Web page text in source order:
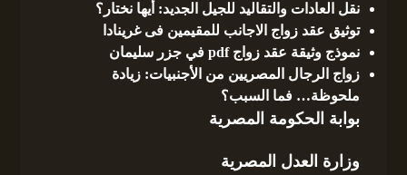
نقل العادات والتقاليد للجيل الجديد: أيها نختار؟
توثيق عقد زواج الاجانب للمقيمين فى غرينادا
نموذج وثيقة عقد زواج pdf في جزر سليمان
زواج الرجال المصريين من الأجنبيات: زيادة
ملحوظة… فما السبب؟
بوابة الحكومة المصرية
وزارة العدل المصرية